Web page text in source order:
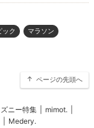
ック マラソン
ページの先頭へ
ニー特集 mimot.
Medery.